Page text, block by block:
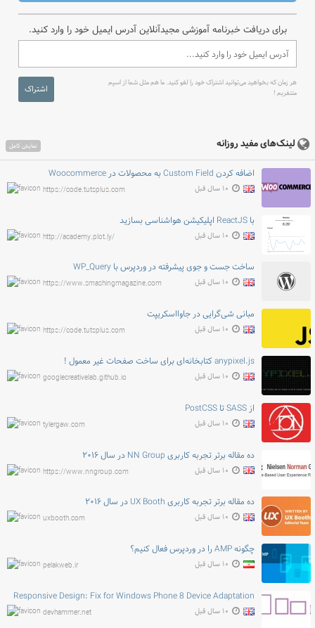
برای دریافت خبرنامه آموزشی مجیدآنلاین آدرس ایمیل خود را وارد کنید.
هر زمان که بخواهید می‌توانید اشتراک خود را لغو کنید. ما هم مثل شما از اسپم
متنفریم !
اشتراک
لینک‌های مفید روزانه نمایش کامل
اضافه کردن Custom Field به محصولات در Woocommerce
https://code.tutsplus.com ۱۰ سال قبل
با ReactJS اپلیکیشن هواشناسی بسازید
http://academy.plot.ly/ ۱۰ سال قبل
ساخت جست و جوی پیشرفته در وردپرس با WP_Query
https://www.smashingmagazine.com ۱۰ سال قبل
مبانی شی‌گرایی در جاوااسکریپت
https://code.tutsplus.com ۱۰ سال قبل
anypixel.js کتابخانه‌ای برای ساخت صفحات غیر معمول !
googlecreativelab.github.io ۱۰ سال قبل
از SASS تا PostCSS
tylergaw.com ۱۰ سال قبل
ده مقاله برتر تجربه کاربری NN Group در سال ۲۰۱۶
https://www.nngroup.com ۱۰ سال قبل
ده مقاله برتر تجربه کاربری UX Booth در سال ۲۰۱۶
uxbooth.com ۱۰ سال قبل
چگونه AMP را در وردپرس فعال کنیم؟
pelakweb.ir ۱۰ سال قبل
Responsive Design: Fix for Windows Phone 8 Device Adaptation
devhammer.net ۱۰ سال قبل